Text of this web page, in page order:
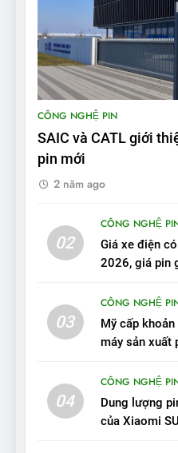
thủ
‘Nó
ĐÁNH
9
BYD
chất
ĐÁNH
10
hẳn
ĐÁNH
đồng
12
CÔNG NGHỆ PIN
SAIC và CATL giới
pin mới
2 năm ago
02
CÔNG NGHỆ
Giá xe điện
2026, giá pin
03
CÔNG NGHỆ
Mỹ cấp
máy sản xuất
04
CÔNG NGHỆ
Dung lượng
của Xiaomi